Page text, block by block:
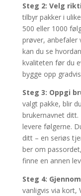
Steg 2: Velg
tilbyr pakker i
500 eller 1000
prøver, anbefaler
kan du se
kvaliteten før du
bygge opp
Steg 3: Oppgi
valgt pakke, blir
brukernavnet
levere følgerne.
ditt – en seriøs
ber om
finne en annen
Steg 4:
vanligvis via kort,